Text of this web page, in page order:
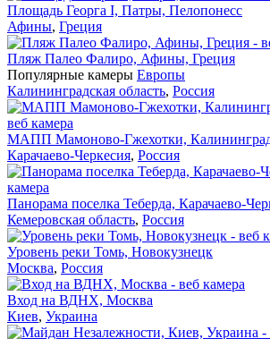
Площадь Георга I, Патры, Пелопонесс
Афины, Греция
Пляж Палео Фалиро, Афины, Греция
Популярные камеры Европы
Калининградская область, Россия
МАПП Мамоново-Гжехотки,
Карачаево-Черкесия, Россия
Панорама поселка Теберда, Карачаево-
Кемеровская область, Россия
Уровень реки Томь, Новокузнецк
Москва, Россия
Вход на ВДНХ, Москва
Киев, Украина